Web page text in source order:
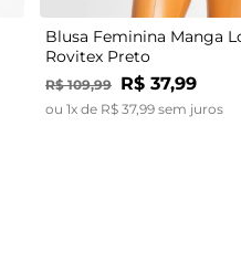
Blusa Feminina Manga
Rovitex Preto
R$ 109,99 R$ 37,99
ou 1x de R$ 37,99 sem juros